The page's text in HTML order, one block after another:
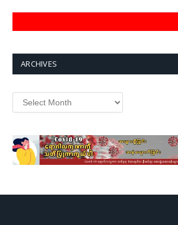
ARCHIVES
Archives